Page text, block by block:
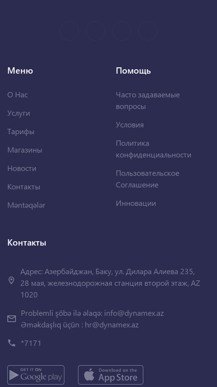
Меню
О Нас
Услуги
Тарифы
Магазины
Новости
Контакты
Məntəqələr
Помощь
Часто задаваемые
вопросы
Условия
Политика
конфиденциальности
Пользовательское
Соглашение
Инновации
Контакты
Адрес: Азербайджан, Баку, ул. Дилара Алиева 235,
28 мая, железнодорожная станция второй этаж, AZ
1020
Problemli şöbə ilə əlaqə: info@dynamex.az
Əməkdaşlıq üçün : hr@dynamex.az
*7171